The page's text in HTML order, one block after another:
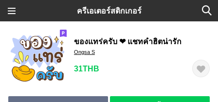
ครีเอเตอร์สติกเกอร์
ของแทร่ครับ ❤ แชทคำฮิตน่ารัก
Ongsa S
31THB